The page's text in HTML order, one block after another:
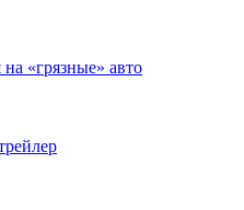
«грязные» авто